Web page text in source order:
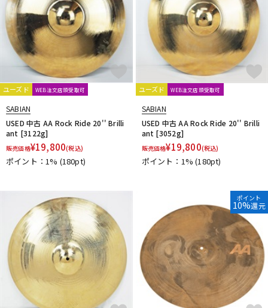
キーボード 電子ピアノ
管楽器 その他楽器
アンプ エフェクター
DJ機器 DTM
DTM オンライン納品 レコーディング機器
配信/ライブ機器 楽器アクセサリ
ヴィンテージ
ユーズド WEB注文店頭受取可
SABIAN
USED 中古 AA Rock Ride 20'' Brilli
ant [3122g]
販売価格¥19,800(税込)
ポイント：1% (180pt)
ユーズド WEB注文店頭受取可
SABIAN
USED 中古 AA Rock Ride 20'' Brilli
ant [3052g]
販売価格¥19,800(税込)
ポイント：1%(180pt)
ポイント
10%還元